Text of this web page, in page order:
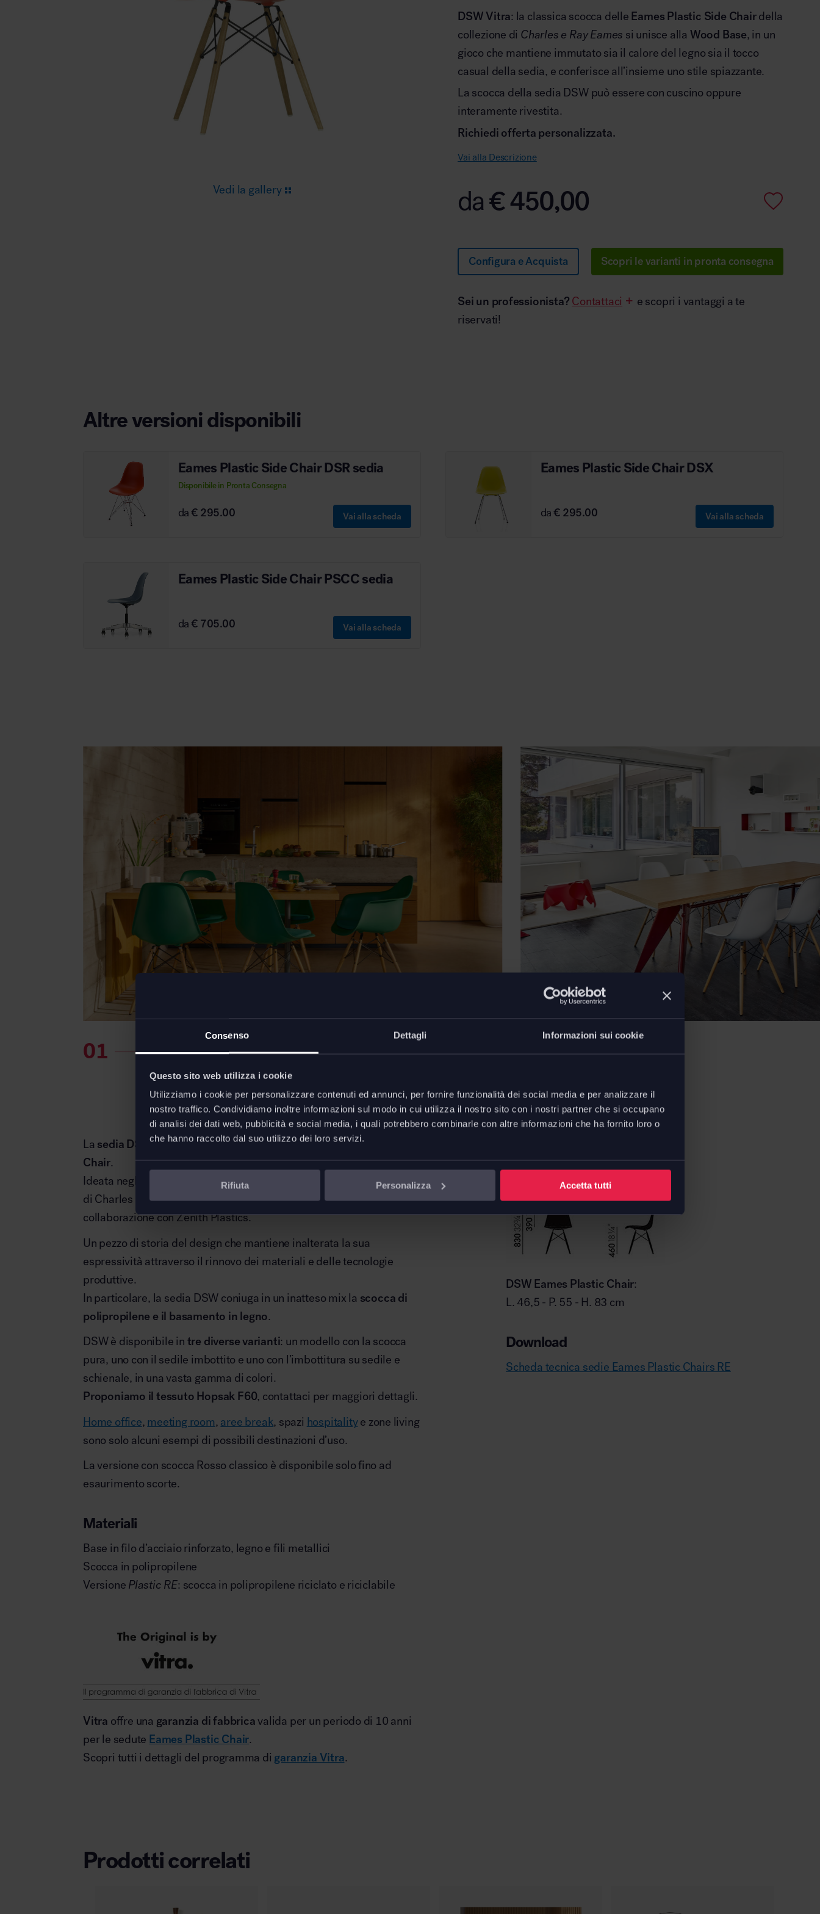
Consenso Dettagli Informazioni sui cookie
Questo sito web utilizza i cookie
Utilizziamo i cookie per personalizzare contenuti ed annunci, per fornire funzionalità dei social media e per analizzare il
nostro traffico. Condividiamo inoltre informazioni sul modo in cui utilizza il nostro sito con i nostri partner che si occupano
di analisi dei dati web, pubblicità e social media, i quali potrebbero combinarle con altre informazioni che ha fornito loro o
che hanno raccolto dal suo utilizzo dei loro servizi.
Rifiuta Personalizza Accetta tutti
Arredo area reception
Vedi la gallery
DSW Vitra: la classica scocca delle Eames Plastic Side Chairdella
collezione di Charles e Ray Eames si unisce alla Wood Base, in un
gioco che mantiene immutato sia il calore del legno sia il tocco
casual della sedia, e conferisce all’insieme uno stile spiazzante.
La scocca della sedia DSW può essere con cuscino oppure
interamente rivestita.
Richiedi offerta personalizzata.
Vai alla Descrizione
da€450,00
Scopri le varianti in pronta consegna
Configura e Acquista
Sei un professionista? Contattaci
e scopri i vantaggi a te
riservati!
Altre versioni disponibili
Eames Plastic Side Chair DSR sedia
Disponibile in Pronta Consegna
da€ 295.00 Vai alla scheda
Eames Plastic Side Chair DSX
da€ 295.00 Vai alla scheda
Eames Plastic Side Chair PSCC sedia
da€ 705.00 Vai alla scheda
La sedia DSWdi Vitraè una delle classicheEames Plastic Side
Chair.
Ideata negli anni Cinquanta assieme alle altre sedute della collezione
di Charles e Ray Eames è realizzata su scala industriale in
collaborazione con Zenith Plastics.
Un pezzo di storia del design che mantiene inalterata la sua
espressività attraverso il rinnovo dei materiali e delle tecnologie
produttive.
In particolare, la sedia DSW coniuga in un inatteso mix la scocca di
polipropilene e il basamento in legno.
DSW è disponibile in tre diverse varianti: un modello con la scocca
pura, uno con il sedile imbottito e uno con l’imbottitura su sedile e
schienale, in una vasta gamma di colori.
Proponiamo il tessuto Hopsak F60, contattaci per maggiori dettagli.
Home office, meeting room, aree break, spazi hospitalitye zone living
sono solo alcuni esempi di possibili destinazioni d’uso.
La versione con scocca Rosso classico è disponibile solo fino ad
esaurimento scorte.
Materiali
Base in filo d’acciaio rinforzato, legno e fili metallici
Scocca in polipropilene
Versione Plastic RE: scocca in polipropilene riciclato e riciclabile
Vitra offre una garanzia di fabbricavalida per un periodo di 10 anni
per le sedute Eames Plastic Chair.
Scopri tutti i dettagli del programma di garanzia Vitra.
DSW Eames Plastic Chair:
L. 46,5 - P. 55 - H. 83 cm
Download
Scheda tecnica sedie Eames Plastic Chairs RE
Prodotti correlati